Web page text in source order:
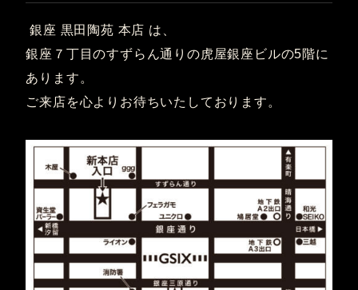
銀座 黒田陶苑 本店 は、
銀座７丁目のすずらん通りの虎屋銀座ビルの5階に
あります。
ご来店を心よりお待ちいたしております。